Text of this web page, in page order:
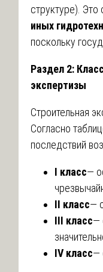
структуре). Это
иных
поскольку
Раздел 2:
экспертизы
Строительная
Согласно
последствий
I класс—
II класс—
III класс—
IV класс—